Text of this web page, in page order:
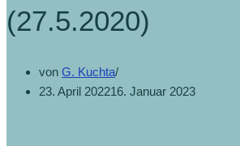
(27.5.2020)
von G. Kuchta
23. April 202216. Januar 2023